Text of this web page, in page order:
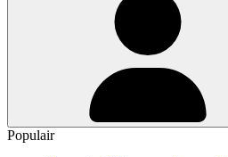
Populair